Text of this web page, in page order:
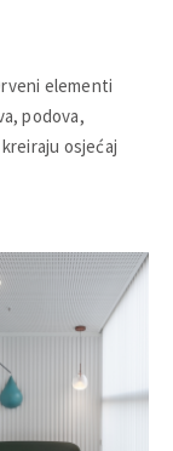
elementi
podova,
osjećaj